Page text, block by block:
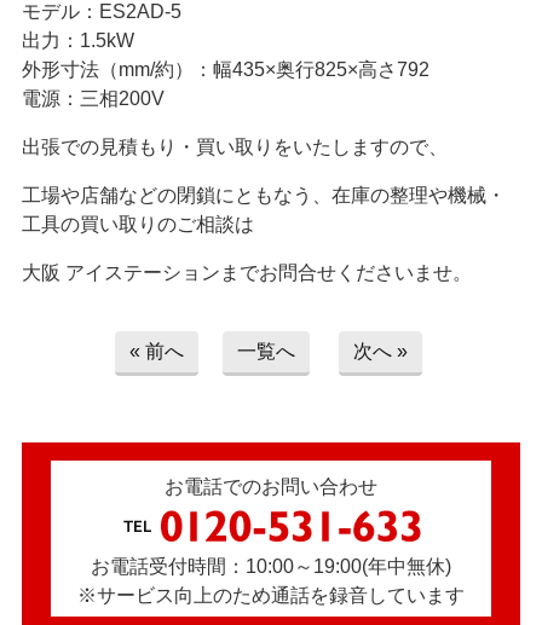
モデル：ES2AD-5
出力：1.5kW
外形寸法（mm/約）：幅435×奥行825×高さ792
電源：三相200V
出張での見積もり・買い取りをいたしますので、
工場や店舗などの閉鎖にともなう、在庫の整理や機械・
工具の買い取りのご相談は
大阪 アイステーションまでお問合せくださいませ。
« 前へ 一覧へ 次へ »
お電話でのお問い合わせ
お電話受付時間：10:00～19:00(年中無休)
※サービス向上のため通話を録音しています